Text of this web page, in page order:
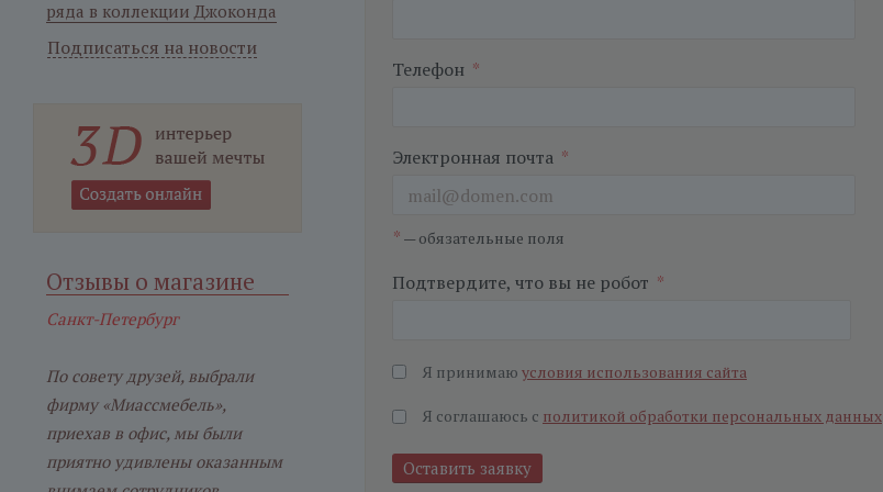
Телефон *
Электронная почта *
* — обязательные поля
Подтвердите, что вы не робот *
Я принимаю условия использования сайта
Я соглашаюсь с политикой обработки персональных данных
ряда в коллекции Джоконда
Подписаться на новости
Отзывы о магазине
Санкт-Петербург
По совету друзей, выбрали
фирму «Миассмебель»,
приехав в офис, мы были
приятно удивлены оказанным